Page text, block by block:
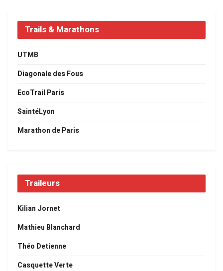
Trails & Marathons
UTMB
Diagonale des Fous
EcoTrail Paris
SaintéLyon
Marathon de Paris
Traileurs
Kilian Jornet
Mathieu Blanchard
Théo Detienne
Casquette Verte